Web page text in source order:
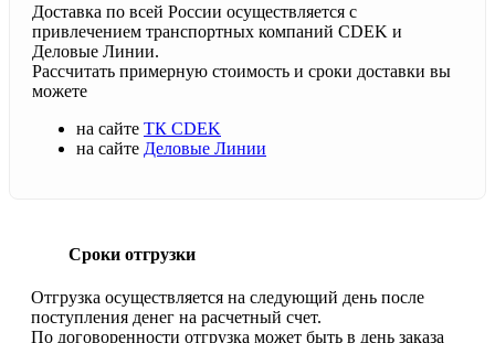
Доставка по всей России осуществляется с
привлечением транспортных компаний CDEK и
Деловые Линии.
Рассчитать примерную стоимость и сроки доставки вы
можете
на сайте ТК CDEK
на сайте Деловые Линии
Сроки отгрузки
Отгрузка осуществляется на следующий день после
поступления денег на расчетный счет.
По договоренности отгрузка может быть в день заказа